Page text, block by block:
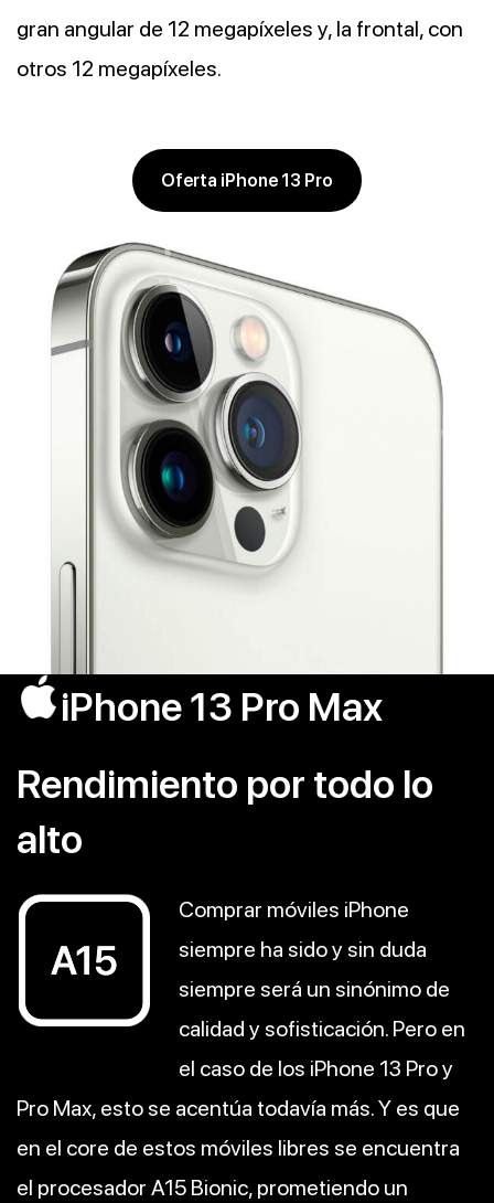
gran angular de 12 megapíxeles y, la frontal, con
otros 12 megapíxeles.
Oferta iPhone 13 Pro
iPhone 13 Pro Max
Rendimiento por todo lo
alto
Comprar móviles iPhone
siempre ha sido y sin duda
siempre será un sinónimo de
calidad y sofisticación. Pero en
el caso de los iPhone 13 Pro y
Pro Max, esto se acentúa todavía más. Y es que
en el core de estos móviles libres se encuentra
el procesador A15 Bionic, prometiendo un